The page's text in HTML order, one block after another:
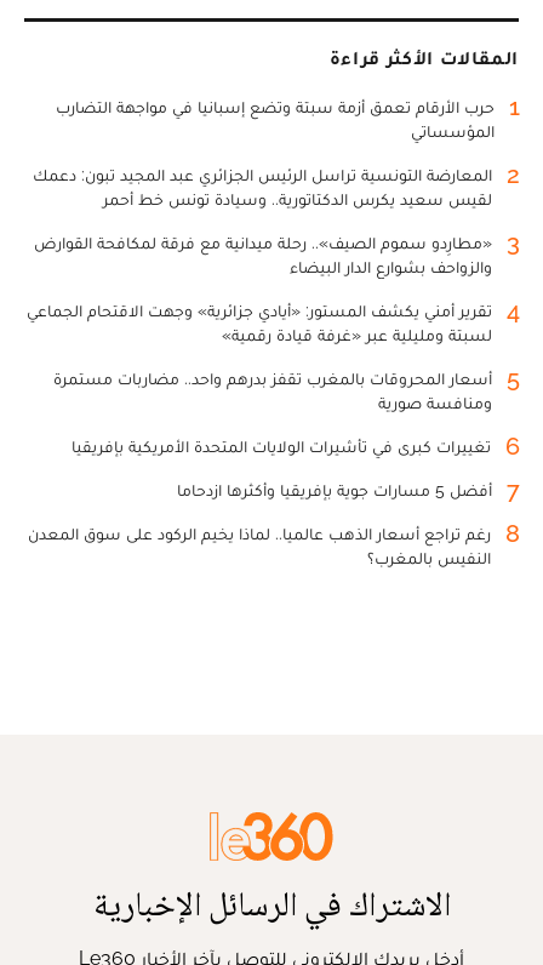
المقالات الأكثر قراءة
1
حرب الأرقام تعمق أزمة سبتة وتضع إسبانيا في مواجهة التضارب
المؤسساتي
2
المعارضة التونسية تراسل الرئيس الجزائري عبد المجيد تبون: دعمك
لقيس سعيد يكرس الدكتاتورية.. وسيادة تونس خط أحمر
3
«مطارِدو سموم الصيف».. رحلة ميدانية مع فرقة لمكافحة القوارض
والزواحف بشوارع الدار البيضاء
4
تقرير أمني يكشف المستور: «أيادي جزائرية» وجهت الاقتحام الجماعي
لسبتة ومليلية عبر «غرفة قيادة رقمية»
5
أسعار المحروقات بالمغرب تقفز بدرهم واحد.. مضاربات مستمرة
ومنافسة صورية
6 تغييرات كبرى في تأشيرات الولايات المتحدة الأمريكية بإفريقيا
7 أفضل 5 مسارات جوية بإفريقيا وأكثرها ازدحاما
8
رغم تراجع أسعار الذهب عالميا.. لماذا يخيم الركود على سوق المعدن
النفيس بالمغرب؟
الاشتراك في الرسائل الإخبارية
أدخل بريدك الإلكتروني للتوصل بآخر الأخبار Le360